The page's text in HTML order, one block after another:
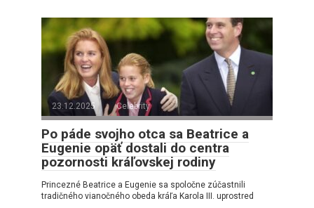
23.12.2025 Celebrity
Po páde svojho otca sa Beatrice a
Eugenie opäť dostali do centra
pozornosti kráľovskej rodiny
Princezné Beatrice a Eugenie sa spoločne zúčastnili
tradičného vianočného obeda kráľa Karola III. uprostred